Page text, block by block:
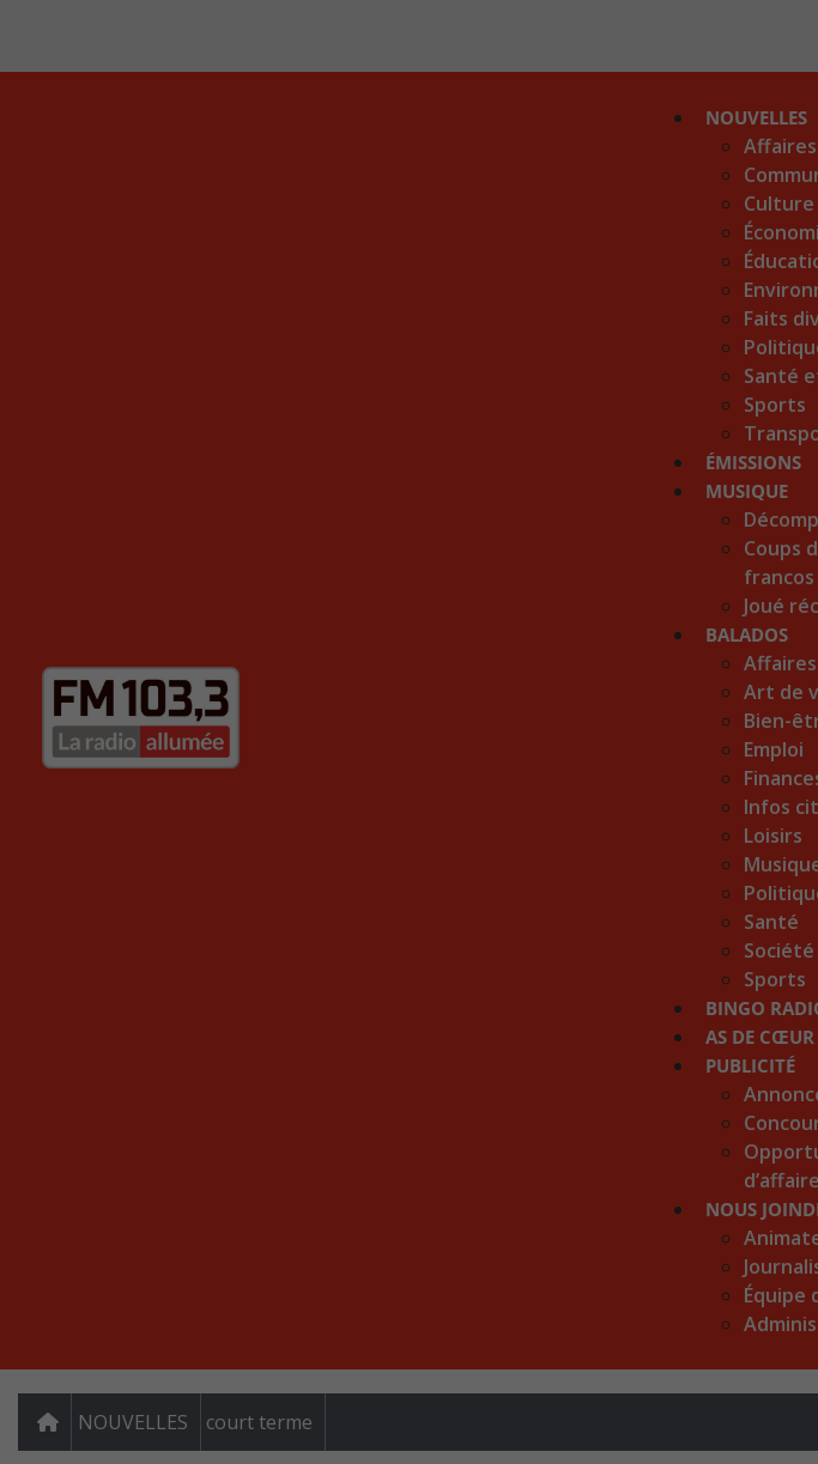
NOUVELLES
Culture
Faits
Santé
Sports
ÉMISSIONS
MUSIQUE
Coups
francos
Joué
BALADOS
Affaires
Art de
Bien-
Emploi
Infos
Loisirs
Santé
Société
Sports
BINGO
AS DE CŒUR
PUBLICITÉ
NOUS
Équipe
NOUVELLES court terme